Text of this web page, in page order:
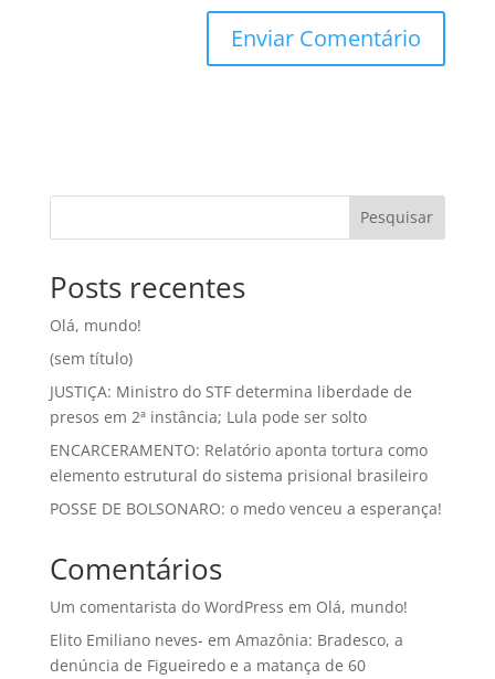
Pesquisar
Posts recentes
Olá, mundo!
(sem título)
JUSTIÇA: Ministro do STF determina liberdade de
presos em 2ª instância; Lula pode ser solto
ENCARCERAMENTO: Relatório aponta tortura como
elemento estrutural do sistema prisional brasileiro
POSSE DE BOLSONARO: o medo venceu a esperança!
Comentários
Um comentarista do WordPress em Olá, mundo!
Elito Emiliano neves- em Amazônia: Bradesco, a
denúncia de Figueiredo e a matança de 60